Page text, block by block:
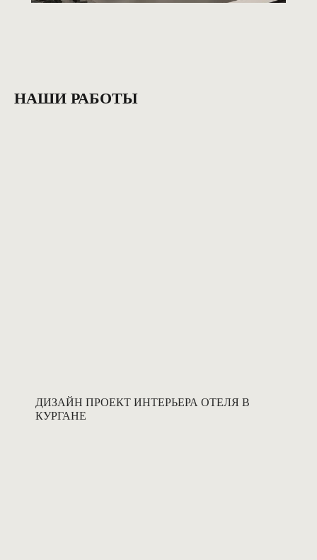
НАШИ РАБОТЫ
ДИЗАЙН ПРОЕКТ ИНТЕРЬЕРА ОТЕЛЯ В
КУРГАНЕ